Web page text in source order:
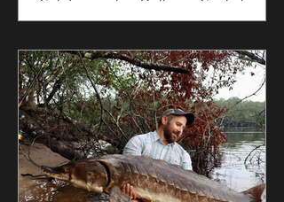
Selatan seekor Bullseye Snakehead
mengintai di bawah tampalan pad...